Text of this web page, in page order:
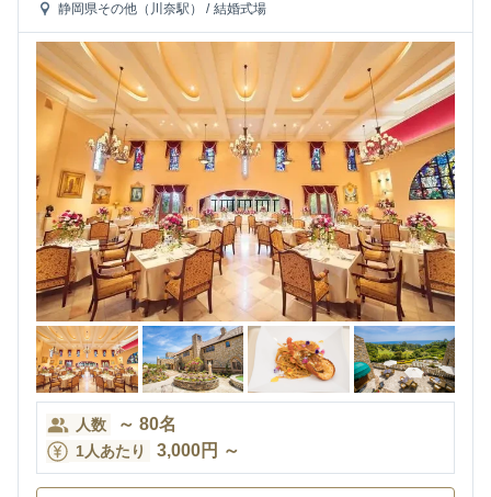
静岡県その他（川奈駅） / 結婚式場
人数 ～ 80名
1人あたり 3,000円 ～